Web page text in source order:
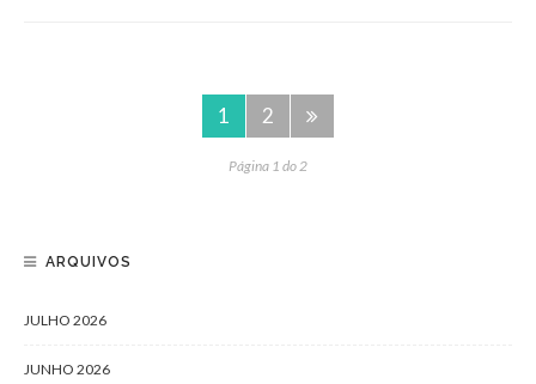
1 2
Página 1 do 2
ARQUIVOS
JULHO 2026
JUNHO 2026